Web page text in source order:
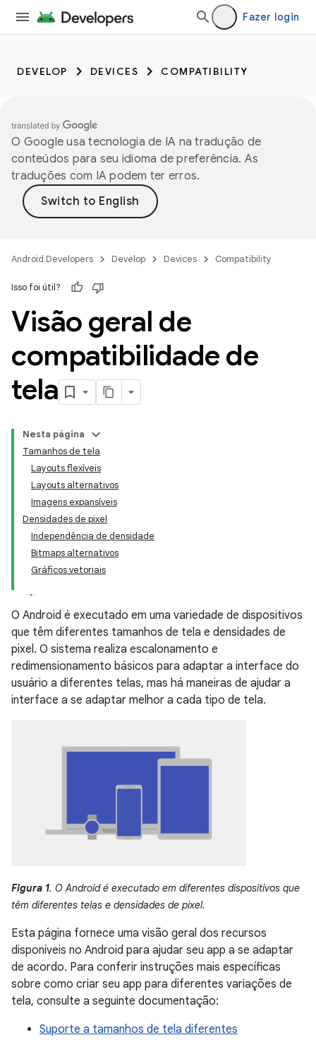
Fazer login
DEVELOP DEVICES COMPATIBILITY
O Google usa tecnologia de IA na tradução de
conteúdos para seu idioma de preferência. As
traduções com IA podem ter erros.
Android Developers Develop Devices Compatibility
Isso foi útil?
Visão geral de
compatibilidade de
tela
Nesta página
Tamanhos de tela
Layouts flexíveis
Layouts alternativos
Imagens expansíveis
Densidades de pixel
Independência de densidade
Bitmaps alternativos
Gráficos vetoriais
O Android é executado em uma variedade de dispositivos
que têm diferentes tamanhos de tela e densidades de
pixel. O sistema realiza escalonamento e
redimensionamento básicos para adaptar a interface do
usuário a diferentes telas, mas há maneiras de ajudar a
interface a se adaptar melhor a cada tipo de tela.
Figura 1. O Android é executado em diferentes dispositivos que
têm diferentes telas e densidades de pixel.
Esta página fornece uma visão geral dos recursos
disponíveis no Android para ajudar seu app a se adaptar
de acordo. Para conferir instruções mais específicas
sobre como criar seu app para diferentes variações de
tela, consulte a seguinte documentação:
Suporte a tamanhos de tela diferentes